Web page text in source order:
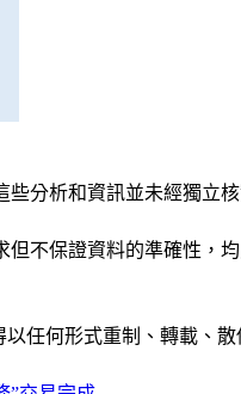
分析和資訊並未經獨立
不保證資料的準確性，
任何形式重制、轉載、